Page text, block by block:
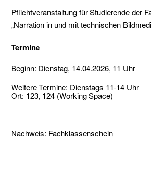
Pflichtveranstaltung für Studierende der
„Narration in und mit technischen
Termine
Beginn: Dienstag, 14.04.2026, 11 Uhr
Weitere Termine: Dienstags 11-14 Uhr
Ort: 123, 124 (Working Space)
Nachweis: Fachklassenschein